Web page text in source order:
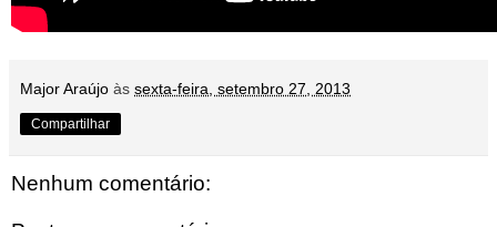
Major Araújo às sexta-feira, setembro 27, 2013
Compartilhar
Nenhum comentário: